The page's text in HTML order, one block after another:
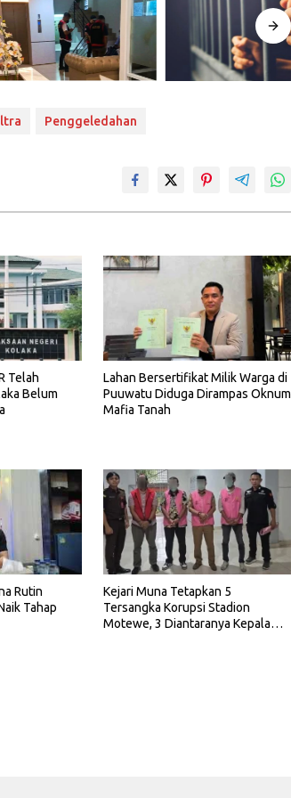
Penggeledahan
Telah
Belum
Lahan Bersertifikat Milik Warga di
Puuwatu Diduga Dirampas Oknum
Mafia Tanah
Rutin
Tahap
Kejari Muna Tetapkan 5
Tersangka Korupsi Stadion
Motewe, 3 Diantaranya Kepala